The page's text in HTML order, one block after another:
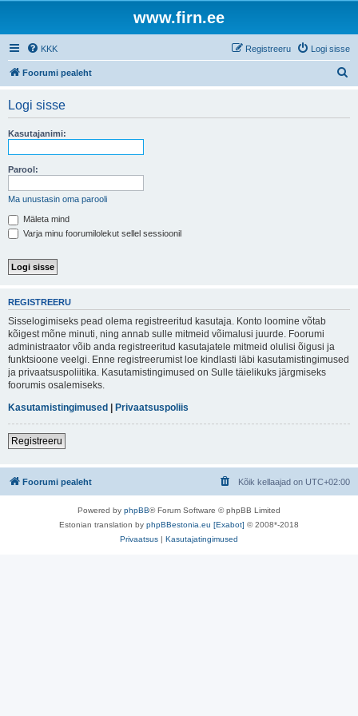
www.firn.ee
KKK Logi sisse
Registreeru
Foorumi pealeht
Logi sisse
Kasutajanimi:
Parool:
Ma unustasin oma parooli
Mäleta mind
Varja minu foorumilolekut sellel sessioonil
REGISTREERU
Sisselogimiseks pead olema registreeritud kasutaja. Konto loomine võtab
kõigest mõne minuti, ning annab sulle mitmeid võimalusi juurde. Foorumi
administraator võib anda registreeritud kasutajatele mitmeid olulisi õigusi ja
funktsioone veelgi. Enne registreerumist loe kindlasti läbi kasutamistingimused
ja privaatsuspoliitika. Kasutamistingimused on Sulle täielikuks järgmiseks
foorumis osalemiseks.
Kasutamistingimused | Privaatsuspoliis
Registreeru
Foorumi pealeht Kõik kellaajad on UTC+02:00
Powered by phpBB® Forum Software © phpBB Limited
Estonian translation by phpBBestonia.eu [Exabot] © 2008*-2018
Privaatsus | Kasutajatingimused